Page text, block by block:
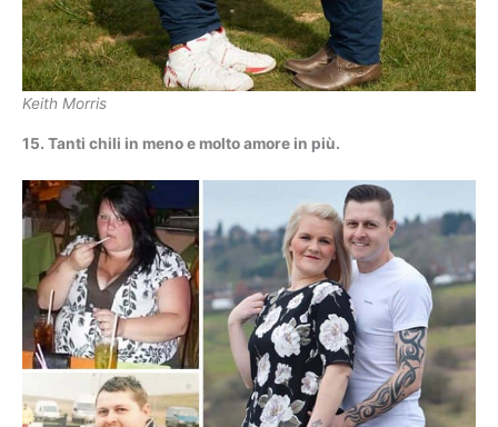
Keith Morris
15. Tanti chili in meno e molto amore in più.